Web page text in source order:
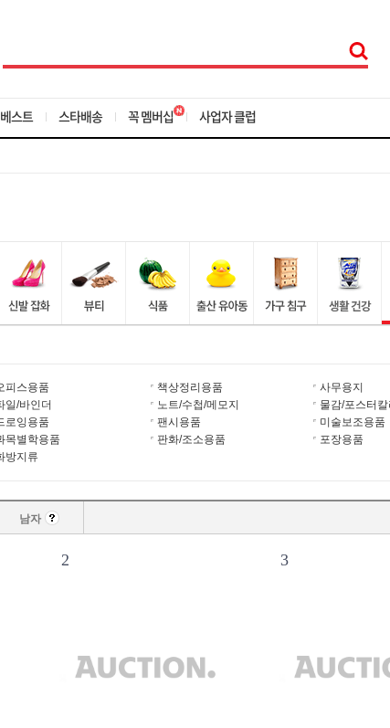
베스트 스타배송 꼭 멤버십 사업자 클럽
피스용품 책상정리용품 사무용지
일/바인더 노트/수첩/메모지 물감/포스터
로잉용품 팬시용품 미술보조용품
목별학용품 판화/조소용품 포장용품
방지류
남자
2 3